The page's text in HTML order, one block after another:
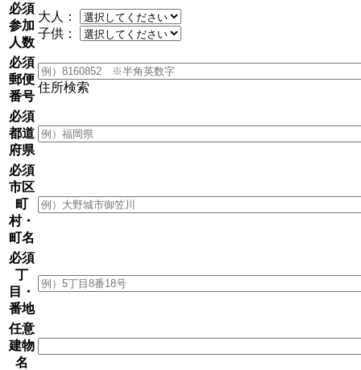
必須
参加
人数
大人：
子供：
必須
郵便
番号
住所検索
必須
都道
府県
必須
市区
町
村・
町名
必須
丁
目・
番地
任意
建物
名